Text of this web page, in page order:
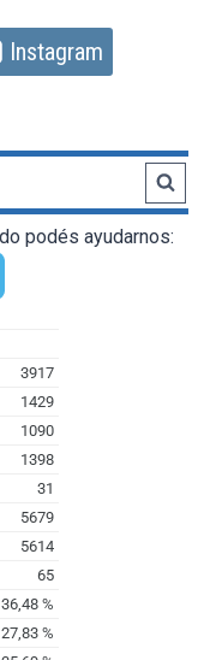
Instagram
podés ayudarnos: